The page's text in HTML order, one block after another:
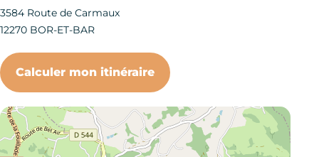
3584 Route de Carmaux
12270 BOR-ET-BAR
Calculer mon itinéraire